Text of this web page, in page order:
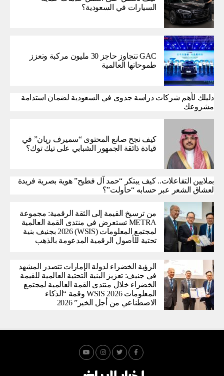
السيارات في السعودية؟
GAC تتجاوز حاجز 30 مليون مركبة وتعزز
طموحاتها العالمية
دليلك لأهم شركات دراسة جدوى في السعودية لضمان استدامة
مشروعك
كيف نجح صانع المحتوى “سميرف ريان” في
قيادة ذائقة الجمهور الشبابي على تيك توك؟
بملايين التفاعلات.. كيف يبتكر “حمد آل فطيح” هوية بصرية فريدة
لعشاق الشعر عبر حسابه “حاولت”؟
من ترسيخ القيمة إلى الثقة الرقمية: مجموعة
METRA تستعرض في منتدى القمة العالمية
لمجتمع المعلومات (WSIS) 2026 بجنيف بنية
تحتية للأصول الرقمية المدعومة بالذهب
الرؤية الخضراء لدولة الإمارات تتصدر المشهد
في جنيف: تعزيز البنية التحتية العالمية للقيمة
الخضراء خلال منتدى القمة العالمية لمجتمع
المعلومات WSIS 2026 وقمة “الذكاء
الاصطناعي من أجل الخير” 2026